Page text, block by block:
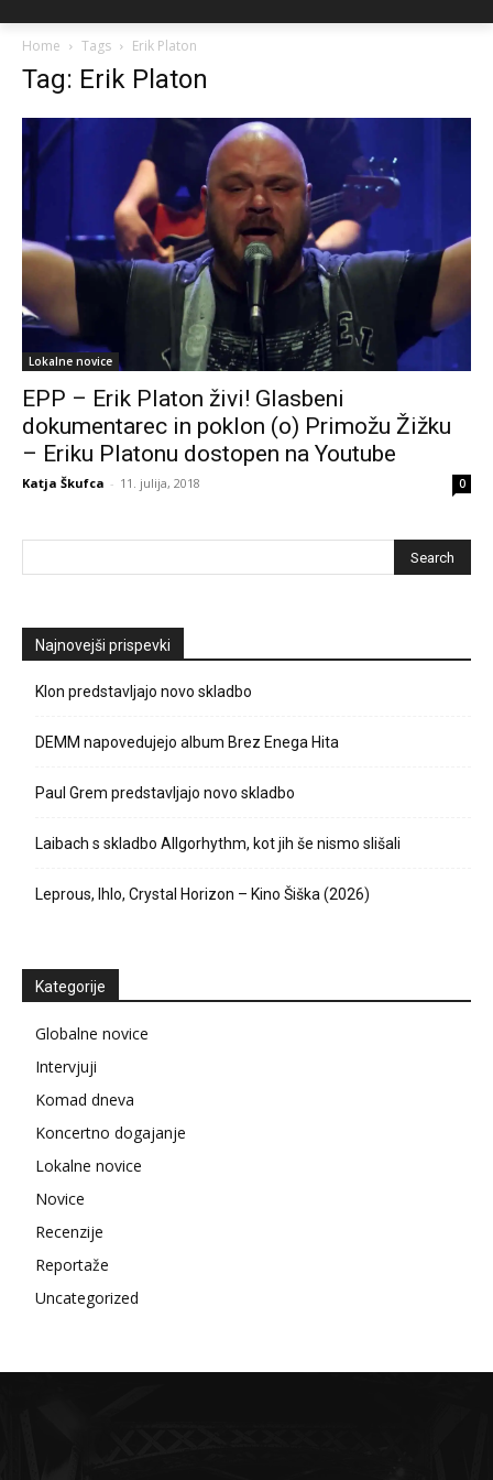
Home Tags Erik Platon
Tag: Erik Platon
Lokalne novice
EPP – Erik Platon živi! Glasbeni
dokumentarec in poklon (o) Primožu Žižku
– Eriku Platonu dostopen na Youtube
Katja Škufca - 11. julija, 2018 0
Najnovejši prispevki
Klon predstavljajo novo skladbo
DEMM napovedujejo album Brez Enega Hita
Paul Grem predstavljajo novo skladbo
Laibach s skladbo Allgorhythm, kot jih še nismo slišali
Leprous, Ihlo, Crystal Horizon – Kino Šiška (2026)
Kategorije
Globalne novice
Intervjuji
Komad dneva
Koncertno dogajanje
Lokalne novice
Novice
Recenzije
Reportaže
Uncategorized